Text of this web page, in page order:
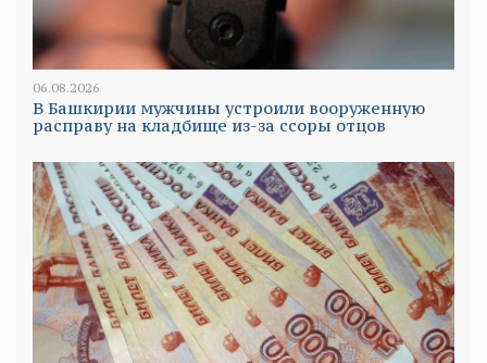
06.08.2026
В Башкирии мужчины устроили вооруженную
расправу на кладбище из-за ссоры отцов